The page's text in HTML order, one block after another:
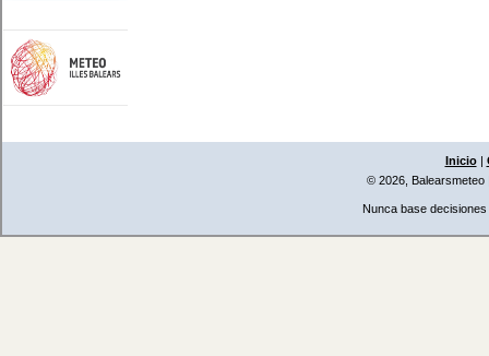
Inicio|
© 2026, Balearsmeteo
Nunca base